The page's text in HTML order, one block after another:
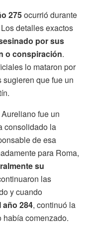
275ocurrió durante
detalles exactos
por sus
o conspiración.
lo mataron por
sugieren que fue un
fue un
consolidado la
de esa
para Roma,
su
las
y cuando
284, continuó la
comenzado.